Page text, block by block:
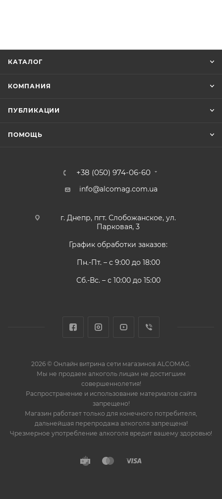
КАТАЛОГ
КОМПАНИЯ
ПУБЛИКАЦИИ
ПОМОЩЬ
+38 (050) 974-06-60
info@alcomag.com.ua
г. Днепр, пгт. Слобожанское, ул.
Парковая, 3
График обработки заказов:
Пн.-Пт. – с 9:00 до 18:00
Сб.-Вс. – с 10:00 до 15:00
2026 © Онлайн витрина сети магазинов ALCOMAG.
Мы не продаем алкоголь лицам не достигшим
совершеннолетия!
Распространение и использование материалов сайта
запрещено!
Магазин работает только для конечного потребителя,
дальнейшая перепродажа алкоголя запрещена!
Чрезмерное употребление алкоголя вредит вашему здоровью!